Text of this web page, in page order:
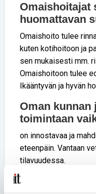
Omaishoitajat
huomattavan
Omaishoito tulee
kuten kotihoitoon ja
sen mukaisesti mm.
Omaishoitoon tulee
Ikääntyvän ja hyvän
Oman
toimintaan
on innostavaa ja
eteenpäin. Vantaan
tilavuudessa.
Aluekeskuksia ja
kaikilla alueilla,